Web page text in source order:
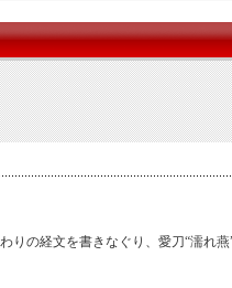
りの経文を書きなぐり、愛刀“濡れ